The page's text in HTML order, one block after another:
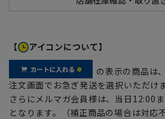
【 アイコンについて】
の表示の商品は、
注文画面でお急ぎ発送を選択いただけま
さらにメルマガ会員様は、当日12:00
となります。（補正商品の場合は対応不